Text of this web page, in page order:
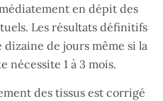
en dépit des
Les résultats définitifs
dizaine de jours même si la
nécessite 1 à 3 mois.
des tissus est corrigé